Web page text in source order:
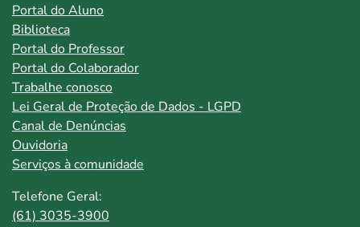
Portal do Aluno
Biblioteca
Portal do Professor
Portal do Colaborador
Trabalhe conosco
Lei Geral de Proteção de Dados - LGPD
Canal de Denúncias
Ouvidoria
Serviços à comunidade
Telefone Geral:
(61) 3035-3900